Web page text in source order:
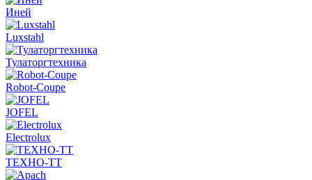
Иней
Luxstahl
Тулаторгтехника
Robot-Coupe
JOFEL
Electrolux
ТЕХНО-ТТ